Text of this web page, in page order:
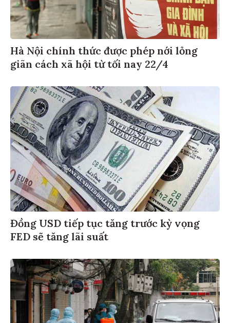
Hà Nội chính thức được phép nới lỏng
giãn cách xã hội từ tối nay 22/4
Đồng USD tiếp tục tăng trước kỳ vọng
FED sẽ tăng lãi suất